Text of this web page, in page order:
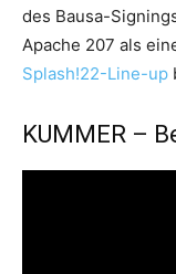
des Bausa-
Apache 207 als
Splash!22-Line-up
KUMMER –